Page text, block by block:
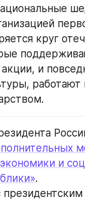
круг
и
работают
и
.